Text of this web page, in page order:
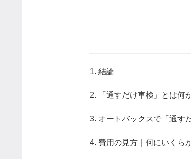
結論
「通すだけ車検」とは何
オートバックスで「通す
費用の見方｜何にいくら